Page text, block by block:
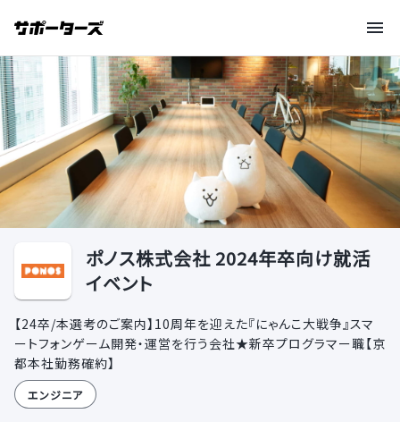
ポノス株式会社 2024年卒向け就活
イベント
【24卒/本選考のご案内】10周年を迎えた『にゃんこ大戦争』スマ
ートフォンゲーム開発・運営を行う会社★新卒プログラマー職【京
都本社勤務確約】
エンジニア